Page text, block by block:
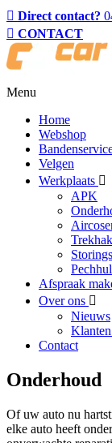
Direct contact?
CONTACT
Menu
Home
Webshop
Velgen
Werkplaats
APK
Afspraak
Over ons
Nieuws
Contact
Onderhoud
Of uw auto nu
elke auto heeft